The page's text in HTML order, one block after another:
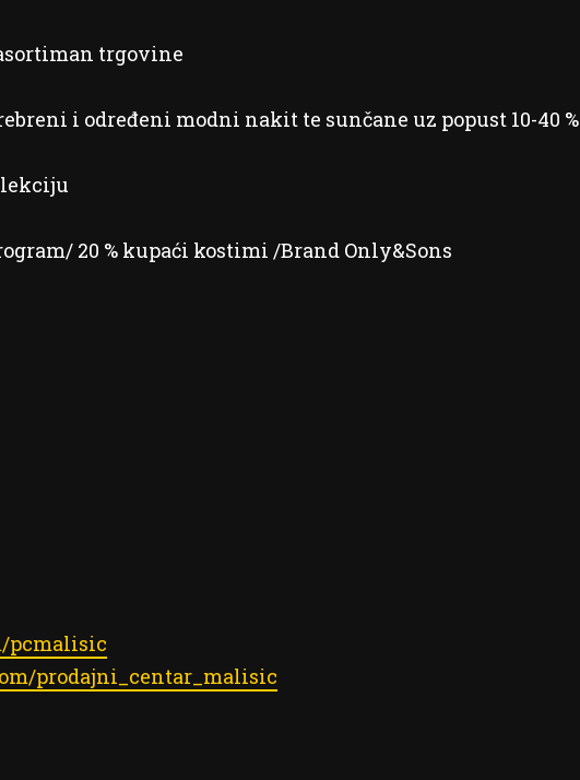
trgovine
i određeni modni nakit te sunčane uz popust 10-40 %
20 % kupaći kostimi /Brand Only&Sons
pcmalisic
prodajni_centar_malisic